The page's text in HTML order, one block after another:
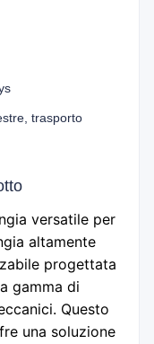
trasporto
versatile per
altamente
progettata
gamma di
Questo
una soluzione